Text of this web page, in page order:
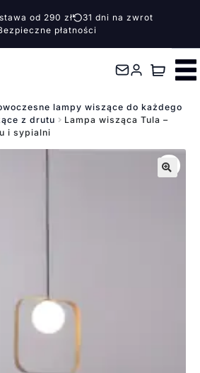
od 290 zł
31 dni na zwrot
płatności
lampy wiszące do każdego
z drutu
Lampa wisząca Tula –
i sypialni